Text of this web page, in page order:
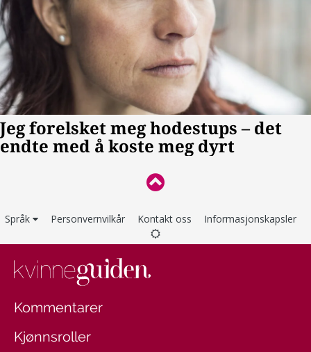
Språk Personvernvilkår Kontakt oss Informasjonskapsler
Kommentarer
Kjønnsroller